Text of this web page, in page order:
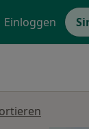
Einloggen